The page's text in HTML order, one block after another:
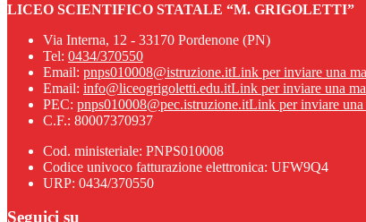
LICEO SCIENTIFICO STATALE “M. GRIGOLETTI”
Via Interna, 12 - 33170 Pordenone (PN)
Tel: 0434/370550
Email: pnps010008@istruzione.itLink per inviare una
Email: info@liceogrigoletti.edu.itLink per inviare una
PEC: pnps010008@pec.istruzione.itLink per inviare una
C.F.: 80007370937
Cod. ministeriale: PNPS010008
Codice univoco fatturazione elettronica: UFW9Q4
URP: 0434/370550
Seguici su